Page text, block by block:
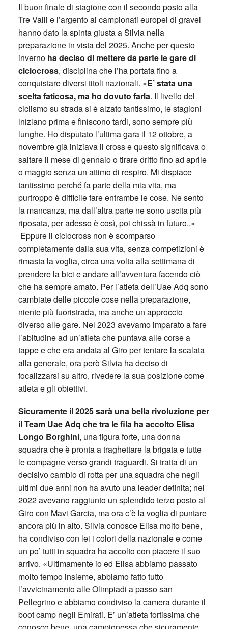
Il buon finale di stagione con il secondo posto alla
Tre Valli e l’argento ai campionati europei di gravel
hanno dato la spinta giusta a Silvia nella
preparazione in vista del 2025. Anche per questo
inverno ha deciso di mettere da parte le gare di
ciclocross, disciplina che l’ha portata fino a
conquistare diversi titoli nazionali. «E’ stata una
scelta faticosa, ma ho dovuto farla. Il livello del
ciclismo su strada si è alzato tantissimo, le stagioni
iniziano prima e finiscono tardi, sono sempre più
lunghe. Ho disputato l’ultima gara il 12 ottobre, a
novembre già iniziava il cross e questo significava o
saltare il mese di gennaio o tirare dritto fino ad aprile
o maggio senza un attimo di respiro. Mi dispiace
tantissimo perché fa parte della mia vita, ma
purtroppo è difficile fare entrambe le cose. Ne sento
la mancanza, ma dall’altra parte ne sono uscita più
riposata, per adesso è così, poi chissà in futuro..»
Eppure il ciclocross non è scomparso
completamente dalla sua vita, senza competizioni è
rimasta la voglia, circa una volta alla settimana di
prendere la bici e andare all’avventura facendo ciò
che ha sempre amato. Per l’atleta dell’Uae Adq sono
cambiate delle piccole cose nella preparazione,
niente più fuoristrada, ma anche un approccio
diverso alle gare. Nel 2023 avevamo imparato a fare
l’abitudine ad un’atleta che puntava alle corse a
tappe e che era andata al Giro per tentare la scalata
alla generale, ora però Silvia ha deciso di
focalizzarsi su altro, rivedere la sua posizione come
atleta e gli obiettivi.
Sicuramente il 2025 sarà una bella rivoluzione per
il Team Uae Adq che tra le fila ha accolto Elisa
Longo Borghini, una figura forte, una donna
squadra che è pronta a traghettare la brigata e tutte
le compagne verso grandi traguardi. Si tratta di un
decisivo cambio di rotta per una squadra che negli
ultimi due anni non ha avuto una leader definita; nel
2022 avevano raggiunto un splendido terzo posto al
Giro con Mavi Garcia, ma ora c’è la voglia di puntare
ancora più in alto. Silvia conosce Elisa molto bene,
ha condiviso con lei i colori della nazionale e come
un po’ tutti in squadra ha accolto con piacere il suo
arrivo. «Ultimamente io ed Elisa abbiamo passato
molto tempo insieme, abbiamo fatto tutto
l’avvicinamento alle Olimpiadi a passo san
Pellegrino e abbiamo condiviso la camera durante il
boot camp negli Emirati. E’ un’atleta fortissima che